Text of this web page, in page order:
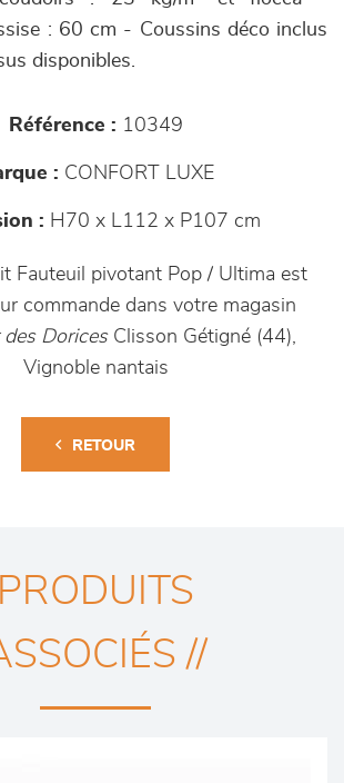
: 60 cm - Coussins déco inclus
disponibles.
Référence : 10349
: CONFORT LUXE
: H70 x L112 x P107 cm
Fauteuil pivotant Pop / Ultima est
commande dans votre magasin
DoricesClisson Gétigné (44),
Vignoble nantais
RETOUR
PRODUITS
//